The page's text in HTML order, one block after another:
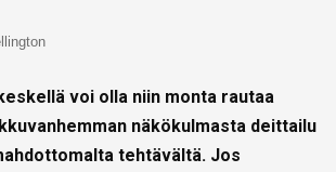
voi olla niin monta rautaa
näkökulmasta deittailu
tehtävältä. Jos